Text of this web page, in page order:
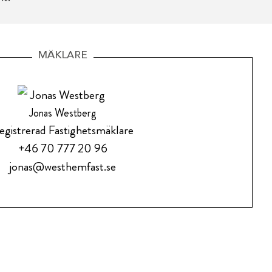
MÄKLARE
Jonas Westberg
Fastighetsmäklare
+46 70 777 20 96
jonas@westhemfast.se